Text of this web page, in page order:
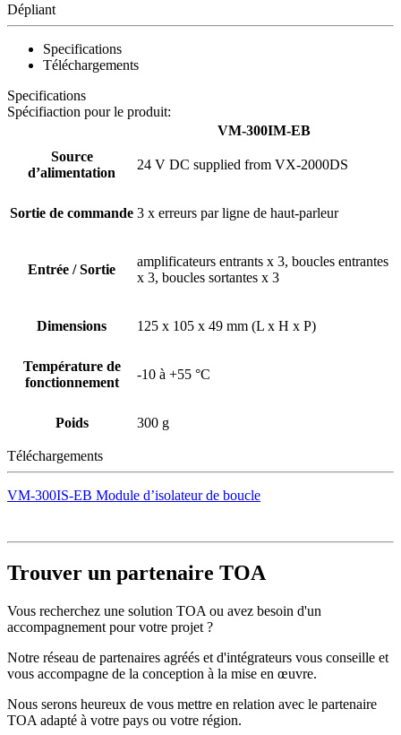
Dépliant
Specifications
Téléchargements
Specifications
Spécifiaction pour le produit:
VM-300IM-EB
Source
d’alimentation
24 V DC supplied from VX-2000DS
Sortie de commande 3 x erreurs par ligne de haut-parleur
Entrée / Sortie
amplificateurs entrants x 3, boucles entrantes
x 3, boucles sortantes x 3
Dimensions 125 x 105 x 49 mm (L x H x P)
Température de
fonctionnement
-10 à +55 °C
Poids 300 g
Téléchargements
VM-300IS-EB Module d’isolateur de boucle
Trouver un partenaire TOA
Vous recherchez une solution TOA ou avez besoin d'un
accompagnement pour votre projet ?
Notre réseau de partenaires agréés et d'intégrateurs vous conseille et
vous accompagne de la conception à la mise en œuvre.
Nous serons heureux de vous mettre en relation avec le partenaire
TOA adapté à votre pays ou votre région.